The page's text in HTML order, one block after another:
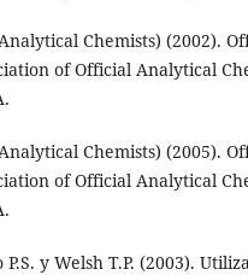
Chemists) (2002).
of Official Analytical
Chemists) (2005).
of Official Analytical
y Welsh T.P. (2003).